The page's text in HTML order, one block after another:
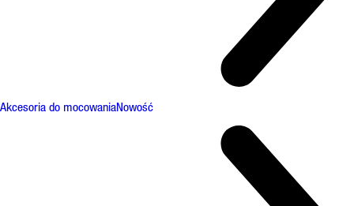
Akcesoria do mocowaniaNowość